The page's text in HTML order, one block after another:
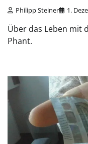
Philipp Steiner 1.
Über das Leben mit
Phant.